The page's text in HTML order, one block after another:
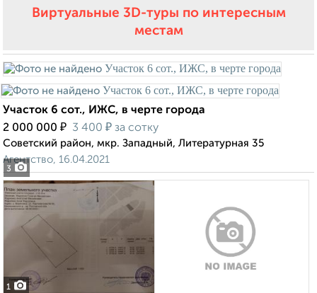
Виртуальные 3D-туры по интересным
местам
3
Участок 6 сот., ИЖС, в черте города
2 000 000 ₽ 3 400 ₽ за сотку
Советский район, мкр. Западный, Литературная 35
Агентство, 16.04.2021
1